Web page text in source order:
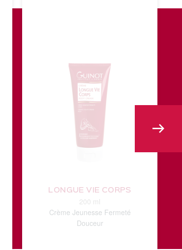
LONGUE VIE CORPS
200 ml
Crème Jeunesse Fermeté
Douceur